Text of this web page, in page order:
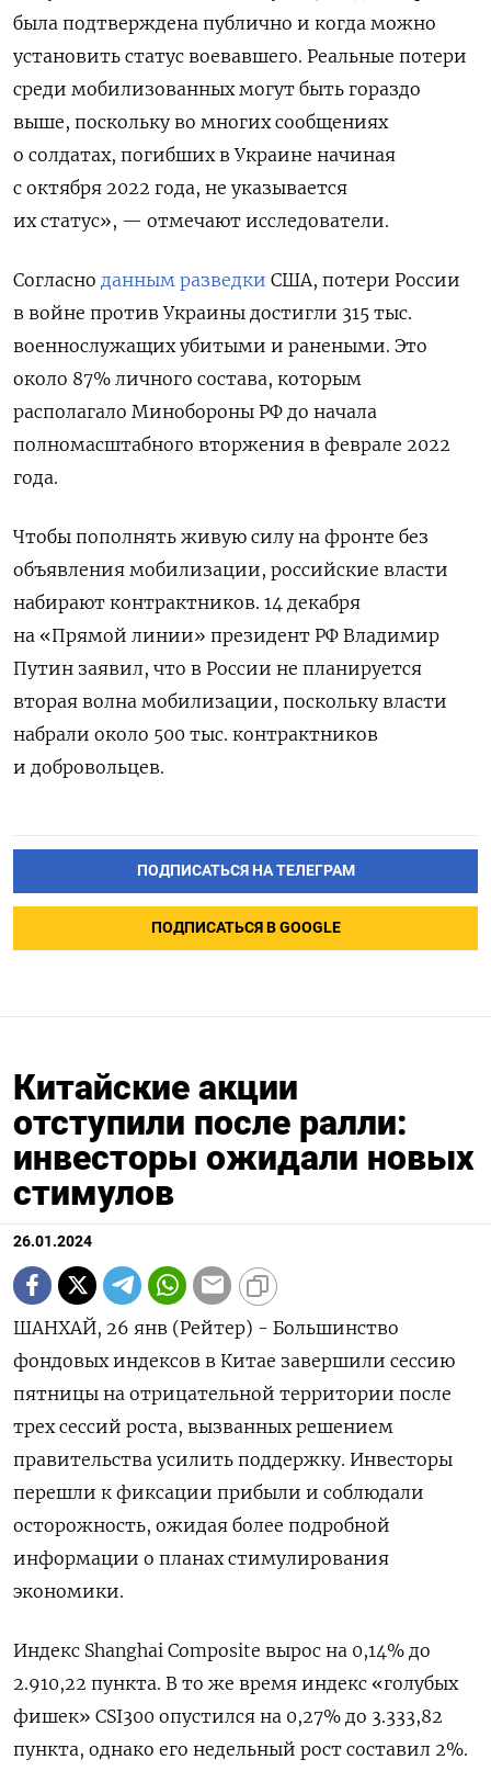
была подтверждена публично и когда можно
установить статус воевавшего. Реальные потери
среди мобилизованных могут быть гораздо
выше, поскольку во многих сообщениях
о солдатах, погибших в Украине начиная
с октября 2022 года, не указывается
их статус», — отмечают исследователи.
Согласно данным разведки США, потери России
в войне против Украины достигли 315 тыс.
военнослужащих убитыми и ранеными. Это
около 87% личного состава, которым
располагало Минобороны РФ до начала
полномасштабного вторжения в феврале 2022
года.
Чтобы пополнять живую силу на фронте без
объявления мобилизации, российские власти
набирают контрактников. 14 декабря
на «Прямой линии» президент РФ Владимир
Путин заявил, что в России не планируется
вторая волна мобилизации, поскольку власти
набрали около 500 тыс. контрактников
и добровольцев.
ПОДПИСАТЬСЯ НА ТЕЛЕГРАМ
ПОДПИСАТЬСЯ В GOOGLE
Китайские акции
отступили после ралли:
инвесторы ожидали новых
стимулов
26.01.2024
ШАНХАЙ, 26 янв (Рейтер) - Большинство
фондовых индексов в Китае завершили сессию
пятницы на отрицательной территории после
трех сессий роста, вызванных решением
правительства усилить поддержку. Инвесторы
перешли к фиксации прибыли и соблюдали
осторожность, ожидая более подробной
информации о планах стимулирования
экономики.
Индекс Shanghai Composite вырос на 0,14% до
2.910,22 пункта. В то же время индекс «голубых
фишек» CSI300 опустился на 0,27% до 3.333,82
пункта, однако его недельный рост составил 2%.